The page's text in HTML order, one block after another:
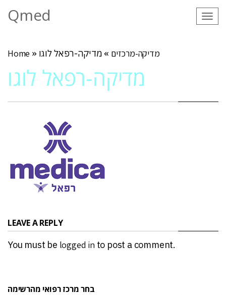
Qmed
Home » מדיקה-מרכזים » מדיקה-רפאל לוגו
מדיקה-רפאל לוגו
LEAVE A REPLY
You must be logged in to post a comment.
בחר מרכז רפואי מהרשימה